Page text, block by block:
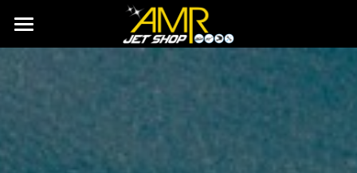
Accueil
Histoire
Boutique